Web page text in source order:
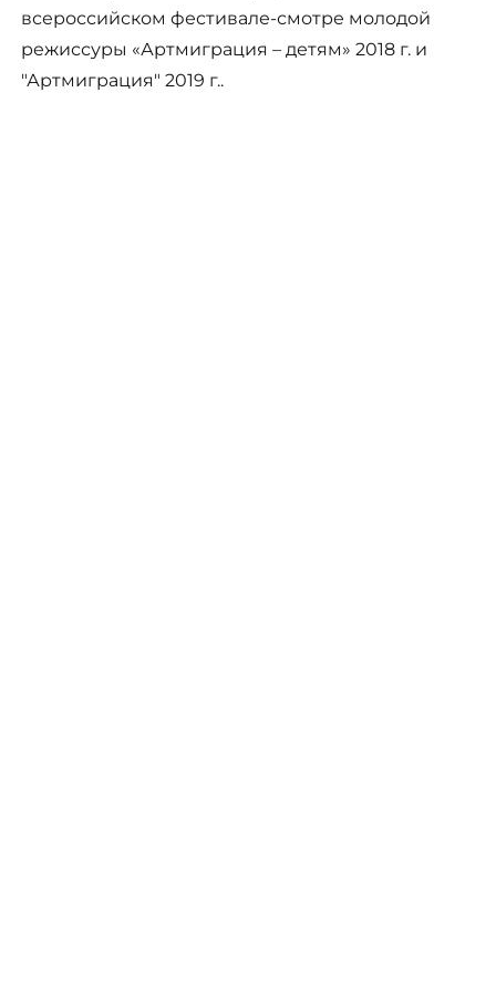
всероссийском фестивале-смотре молодой
режиссуры «Артмиграция – детям» 2018 г. и
"Артмиграция" 2019 г..